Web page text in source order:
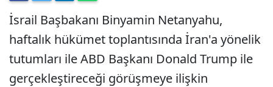
İsrail Başbakanı Binyamin Netanyahu,
haftalık hükümet toplantısında İran'a yönelik
tutumları ile ABD Başkanı Donald Trump ile
gerçekleştireceği görüşmeye ilişkin